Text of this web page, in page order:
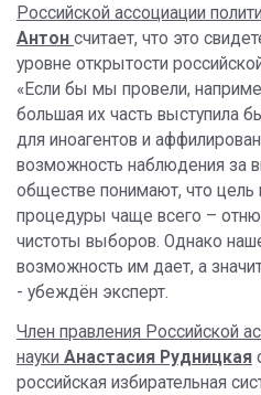
Российской ассоциации
Антон считает, что это
уровне открытости
«Если бы мы провели,
большая их часть выступила
для иноагентов и
возможность наблюдения за
обществе понимают, что цель
процедуры чаще всего –
чистоты выборов. Однако
возможность им дает, а
- убеждён эксперт.
Член правления Российской
науки Анастасия Рудницкая
российская избирательная